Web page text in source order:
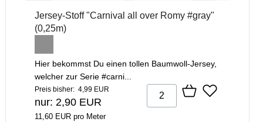
Jersey-Stoff "Carnival all over Romy #gray"
(0,25m)
Hier bekommst Du einen tollen Baumwoll-Jersey,
welcher zur Serie #carni...
Preis bisher: 4,99 EUR
nur: 2,90 EUR
11,60 EUR pro Meter